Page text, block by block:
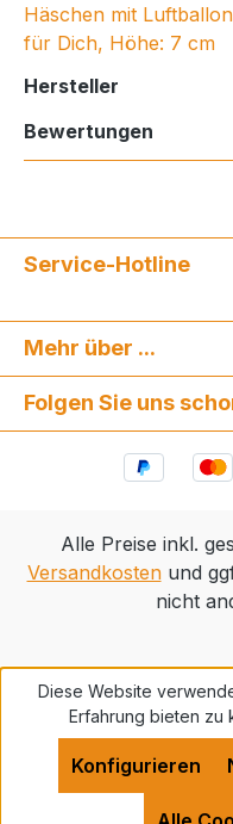
Häschen mit
für Dich, Höhe: 7 cm
Hersteller
Bewertungen
Service-Hotline
Mehr über ...
Folgen Sie uns
Alle Preise inkl.
Versandkostenund
nicht
Diese Website
Erfahrung bieten zu
Konfigurieren